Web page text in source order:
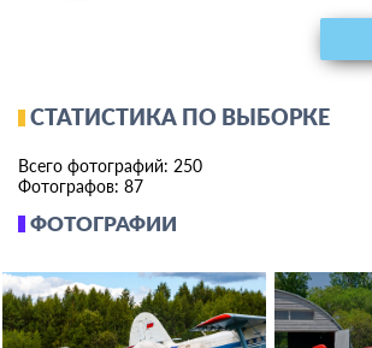
ФОТОГРАФИИ
СТАТИСТИКА ПО ВЫБОРКЕ
Всего фотографий: 250
Фотографов: 87